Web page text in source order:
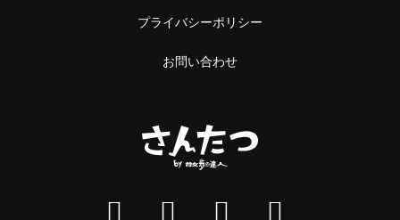
プライバシーポリシー
お問い合わせ